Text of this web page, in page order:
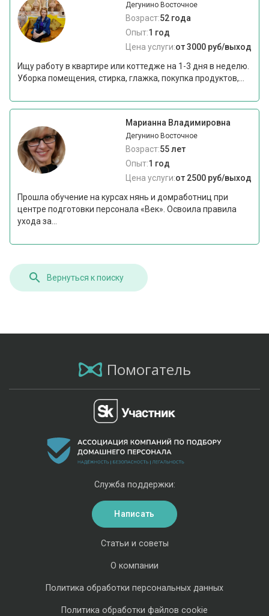
Дегунино Восточное
Возраст:52 года
Опыт:1 год
Цена услуги:от 3000 руб/выход
Ищу работу в квартире или коттедже на 1-3 дня в неделю.
Уборка помещения, стирка, глажка, покупка продуктов,...
Марианна Владимировна
Дегунино Восточное
Возраст:55 лет
Опыт:1 год
Цена услуги:от 2500 руб/выход
Прошла обучение на курсах нянь и домработниц при
центре подготовки персонала «Век». Освоила правила
ухода за...
Вернуться к поиску
Помогатель
Статьи и советы
О компании
Политика обработки персональных данных
Политика обработки файлов cookie
Служба поддержки:
Написать